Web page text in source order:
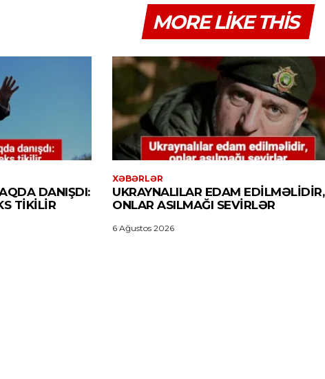
MORE LIKE THIS
DANIŞDI:
TIKILIR
XƏBƏRLƏR
UKRAYNALILAR EDAM EDILMƏLIDIR,
ONLAR ASILMAĞI SEVIRLƏR
6 Ağustos 2026